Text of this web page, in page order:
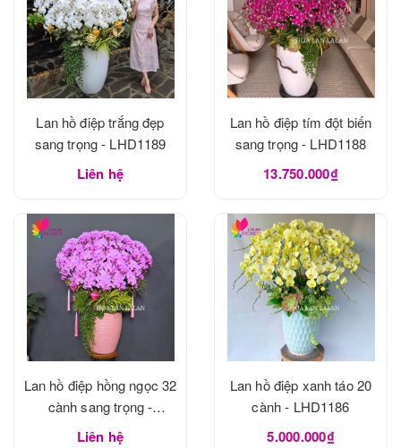
Lan hồ điệp trắng đẹp
sang trọng - LHD1189
Liên hệ
Lan hồ điệp tím đột biến
sang trọng - LHD1188
13.750.000₫
Lan hồ điệp hồng ngọc 32
cành sang trọng -
LHD1188
Liên hệ
Lan hồ điệp xanh táo 20
cành - LHD1186
5.000.000₫